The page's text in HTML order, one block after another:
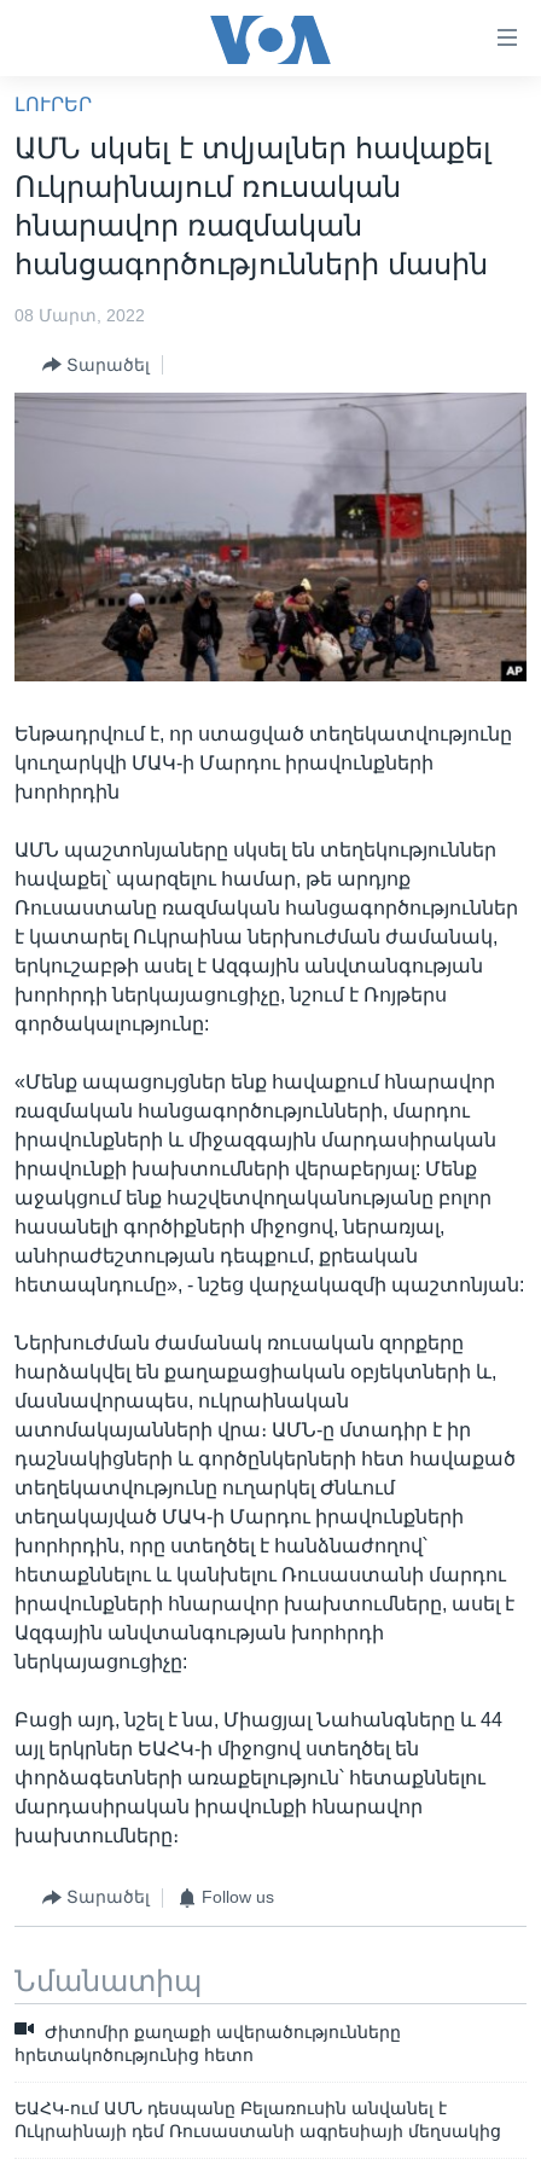
հիմնական
բովանդակությանը
անցնել
հիմնական
բովանդակությանը
հիմնական
ԼՈՒՐԵՐ
ՍՓՅՈՒՌՔ
ՏԵՍԱՆՅՈՒԹԵՐ
«ԱՄԵՐԻԿԱՅԻ ՁԱՅՆ»-Ի ԿԱՆՈՆԱԴՐՈՒԹՅՈՒՆ
ՀԵՏԵՒԵՔ ՄԵԶ
Լեզուներ
ԼՈՒՐԵՐ
ԱՄՆ սկսել է տվյալներ հավաքել
Ուկրաինայում ռուսական
հնարավոր ռազմական
հանցագործությունների մասին
08 Մարտ, 2022
Տարածել
Ենթադրվում է, որ ստացված տեղեկատվությունը
կուղարկվի ՄԱԿ-ի Մարդու իրավունքների
խորհրդին
ԱՄՆ պաշտոնյաները սկսել են տեղեկություններ
հավաքել՝ պարզելու համար, թե արդյոք
Ռուսաստանը ռազմական հանցագործություններ
է կատարել Ուկրաինա ներխուժման ժամանակ,
երկուշաբթի ասել է Ազգային անվտանգության
խորհրդի ներկայացուցիչը, նշում է Ռոյթերս
գործակալությունը:
«Մենք ապացույցներ ենք հավաքում հնարավոր
ռազմական հանցագործությունների, մարդու
իրավունքների և միջազգային մարդասիրական
իրավունքի խախտումների վերաբերյալ: Մենք
աջակցում ենք հաշվետվողականությանը բոլոր
հասանելի գործիքների միջոցով, ներառյալ,
անհրաժեշտության դեպքում, քրեական
հետապնդումը», - նշեց վարչակազմի պաշտոնյան:
Ներխուժման ժամանակ ռուսական զորքերը
հարձակվել են քաղաքացիական օբյեկտների և,
մասնավորապես, ուկրաինական
ատոմակայանների վրա։ ԱՄՆ-ը մտադիր է իր
դաշնակիցների և գործընկերների հետ հավաքած
տեղեկատվությունը ուղարկել Ժնևում
տեղակայված ՄԱԿ-ի Մարդու իրավունքների
խորհրդին, որը ստեղծել է հանձնաժողով՝
հետաքննելու և կանխելու Ռուսաստանի մարդու
իրավունքների հնարավոր խախտումները, ասել է
Ազգային անվտանգության խորհրդի
ներկայացուցիչը:
Բացի այդ, նշել է նա, Միացյալ Նահանգները և 44
այլ երկրներ ԵԱՀԿ-ի միջոցով ստեղծել են
փորձագետների առաքելություն՝ հետաքննելու
մարդասիրական իրավունքի հնարավոր
խախտումները։
Տարածել Follow us
Նմանատիպ
Ժիտոմիր քաղաքի ավերածությունները
հրետակոծությունից հետո
ԵԱՀԿ-ում ԱՄՆ դեսպանը Բելառուսին անվանել է
Ուկրաինայի դեմ Ռուսաստանի ագրեսիայի մեղսակից